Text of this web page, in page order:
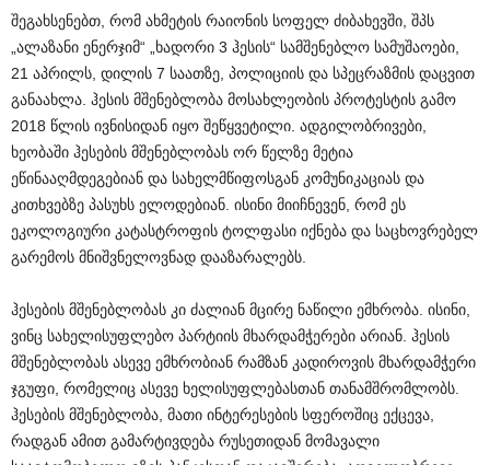
შეგახსენებთ, რომ ახმეტის რაიონის სოფელ ძიბახევში, შპს
„ალაზანი ენერჯიმ“ „ხადორი 3 ჰესის“ სამშენებლო სამუშაოები,
21 აპრილს, დილის 7 საათზე, პოლიციის და სპეცრაზმის დაცვით
განაახლა. ჰესის მშენებლობა მოსახლეობის პროტესტის გამო
2018 წლის ივნისიდან იყო შეწყვეტილი. ადგილობრივები,
ხეობაში ჰესების მშენებლობას ორ წელზე მეტია
ეწინააღმდეგებიან და სახელმწიფოსგან კომუნიკაციას და
კითხვებზე პასუხს ელოდებიან. ისინი მიიჩნევენ, რომ ეს
ეკოლოგიური კატასტროფის ტოლფასი იქნება და საცხოვრებელ
გარემოს მნიშვნელოვნად დააზარალებს.
ჰესების მშენებლობას კი ძალიან მცირე ნაწილი ემხრობა. ისინი,
ვინც სახელისუფლებო პარტიის მხარდამჭერები არიან. ჰესის
მშენებლობას ასევე ემხრობიან რამზან კადიროვის მხარდამჭერი
ჯგუფი, რომელიც ასევე ხელისუფლებასთან თანამშრომლობს.
ჰესების მშენებლობა, მათი ინტერესების სფეროშიც ექცევა,
რადგან ამით გამარტივდება რუსეთიდან მომავალი